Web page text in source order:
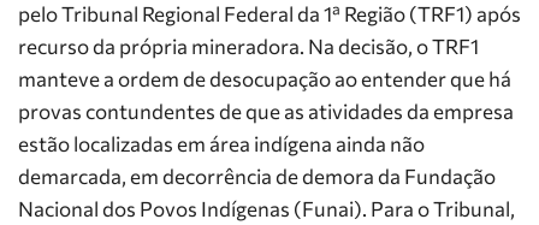
pelo Tribunal Regional Federal da 1ª Região (TRF1) após
recurso da própria mineradora. Na decisão, o TRF1
manteve a ordem de desocupação ao entender que há
provas contundentes de que as atividades da empresa
estão localizadas em área indígena ainda não
demarcada, em decorrência de demora da Fundação
Nacional dos Povos Indígenas (Funai). Para o Tribunal,